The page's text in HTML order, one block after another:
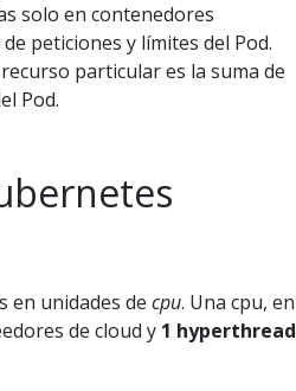
solo en contenedores
peticiones y límites del Pod.
particular es la suma de
Pod.
en unidades de cpu. Una cpu, en
de cloud y 1 hyperthread